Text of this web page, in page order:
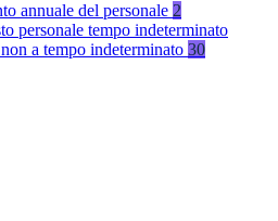
annuale del personale 2
personale tempo indeterminato
a tempo indeterminato 30